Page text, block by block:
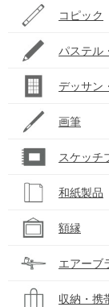
コピック
パステル
デッサン
画筆
スケッチ
和紙製品
額縁
エアーブ
収納・携